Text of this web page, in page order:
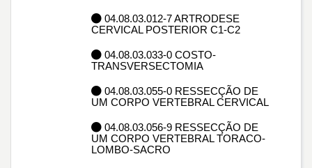
04.08.03.012-7 ARTRODESE
CERVICAL POSTERIOR C1-C2
04.08.03.033-0 COSTO-
TRANSVERSECTOMIA
04.08.03.055-0 RESSECÇÃO DE
UM CORPO VERTEBRAL CERVICAL
04.08.03.056-9 RESSECÇÃO DE
UM CORPO VERTEBRAL TORACO-
LOMBO-SACRO